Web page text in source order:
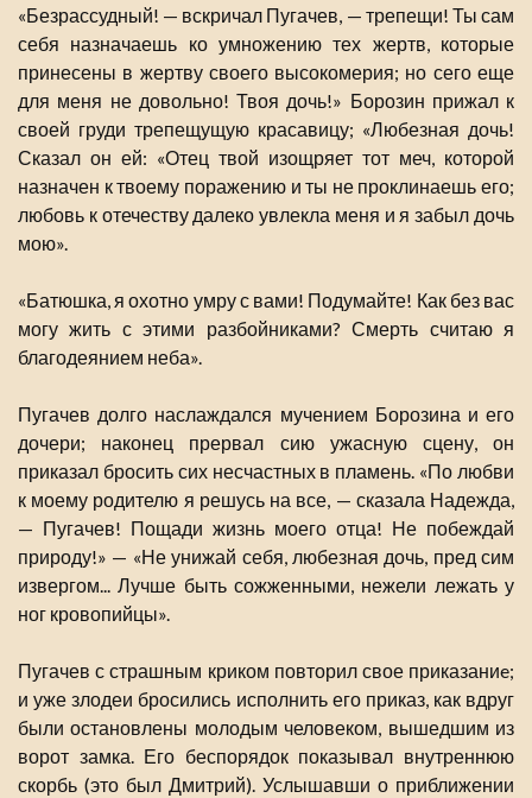
«Безрассудный! — вскричал Пугачев, — трепещи! Ты сам
себя назначаешь ко умножению тех жертв, которые
принесены в жертву своего высокомерия; но сего еще
для меня не довольно! Твоя дочь!» Борозин прижал к
своей груди трепещущую красавицу; «Любезная дочь!
Сказал он ей: «Отец твой изощряет тот меч, которой
назначен к твоему поражению и ты не проклинаешь его;
любовь к отечеству далеко увлекла меня и я забыл дочь
мою».
«Батюшка, я охотно умру с вами! Подумайте! Как без вас
могу жить с этими разбойниками? Смерть считаю я
благодеянием неба».
Пугачев долго наслаждался мучением Борозина и его
дочери; наконец прервал сию ужасную сцену, он
приказал бросить сих несчастных в пламень. «По любви
к моему родителю я решусь на все, — сказала Надежда,
— Пугачев! Пощади жизнь моего отца! Не побеждай
природу!» — «Не унижай себя, любезная дочь, пред сим
извергом... Лучше быть сожженными, нежели лежать у
ног кровопийцы».
Пугачев с страшным криком повторил свое приказаниe;
и уже злодеи бросились исполнить его приказ, как вдруг
были остановлены молодым человеком, вышедшим из
ворот замка. Его беспорядок показывал внутреннюю
скорбь (это был Дмитрий). Услышавши о приближении